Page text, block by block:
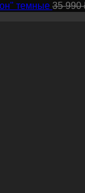
темные 35 990